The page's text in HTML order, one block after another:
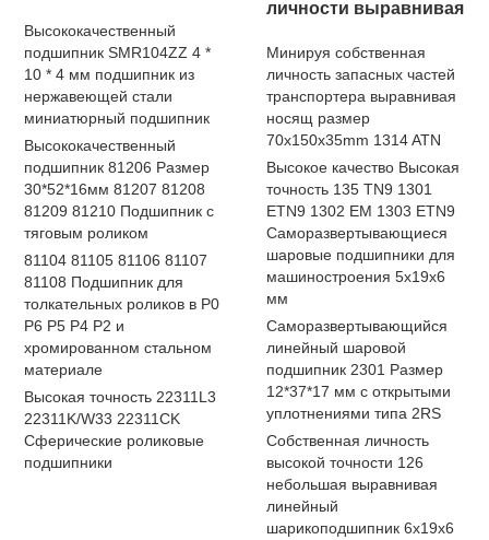
Высококачественный
подшипник SMR104ZZ 4 *
10 * 4 мм подшипник из
нержавеющей стали
миниатюрный подшипник
Высококачественный
подшипник 81206 Размер
30*52*16мм 81207 81208
81209 81210 Подшипник с
тяговым роликом
81104 81105 81106 81107
81108 Подшипник для
толкательных роликов в P0
P6 P5 P4 P2 и
хромированном стальном
материале
Высокая точность 22311L3
22311K/W33 22311CK
Сферические роликовые
подшипники
личности выравнивая
Минируя собственная
личность запасных частей
транспортера выравнивая
носящ размер
70x150x35mm 1314 ATN
Высокое качество Высокая
точность 135 TN9 1301
ETN9 1302 EM 1303 ETN9
Саморазвертывающиеся
шаровые подшипники для
машиностроения 5x19x6
мм
Саморазвертывающийся
линейный шаровой
подшипник 2301 Размер
12*37*17 мм с открытыми
уплотнениями типа 2RS
Собственная личность
высокой точности 126
небольшая выравнивая
линейный
шарикоподшипник 6x19x6